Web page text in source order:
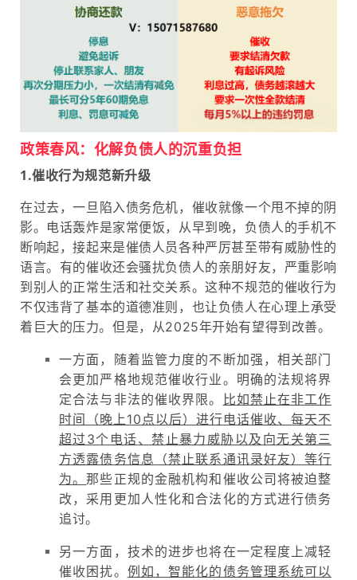
政策春风：化解负债人的沉重负担
1.催收行为规范新升级
在过去，一旦陷入债务危机，催收就像一个甩不掉的阴
影。电话轰炸是家常便饭，从早到晚，负债人的手机不
断响起，接起来是催债人员各种严厉甚至带有威胁性的
语言。有的催收还会骚扰负债人的亲朋好友，严重影响
到别人的正常生活和社交关系。这种不规范的催收行为
不仅违背了基本的道德准则，也让负债人在心理上承受
着巨大的压力。但是，从2025年开始有望得到改善。
一方面，随着监管力度的不断加强，相关部门
会更加严格地规范催收行业。明确的法规将界
定合法与非法的催收界限。
比如禁止在非工作
时间（晚上10点以后）进行电话催收、每天不
超过3个电话、禁止暴力威胁以及向无关第三
方透露债务信息（禁止联系通讯录好友）等行
为。那些正规的金融机构和催收公司将被迫整
改，采用更加人性化和合法化的方式进行债务
追讨。
另一方面，技术的进步也将在一定程度上减轻
催收困扰。 例如，智能化的债务管理系统可以